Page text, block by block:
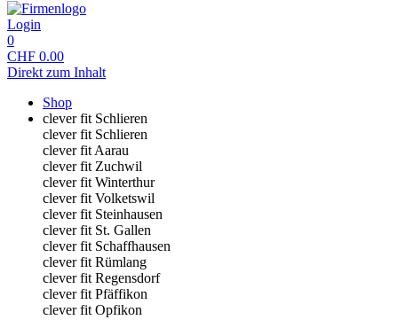
Login
0
CHF 0.00
Direkt zum Inhalt
Shop
clever fit Schlieren
clever fit Schlieren
clever fit Aarau
clever fit Zuchwil
clever fit Winterthur
clever fit Volketswil
clever fit Steinhausen
clever fit St. Gallen
clever fit Schaffhausen
clever fit Rümlang
clever fit Regensdorf
clever fit Pfäffikon
clever fit Opfikon